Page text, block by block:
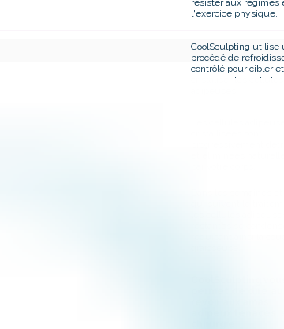
résister aux régimes
l'exercice physique.
CoolSculpting utilise
procédé de
contrôlé pour cibler et
cristaliser les cellules